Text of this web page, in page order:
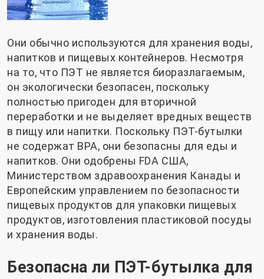
Они обычно используются для хранения воды,
напитков и пищевых контейнеров. Несмотря
на то, что ПЭТ не является биоразлагаемым,
он экологически безопасен, поскольку
полностью пригоден для вторичной
переработки и не выделяет вредных веществ
в пищу или напитки. Поскольку ПЭТ-бутылки
не содержат BPA, они безопасны для еды и
напитков. Они одобрены FDA США,
Министерством здравоохранения Канады и
Европейским управлением по безопасности
пищевых продуктов для упаковки пищевых
продуктов, изготовления пластиковой посуды
и хранения воды.
Безопасна ли ПЭТ-бутылка для